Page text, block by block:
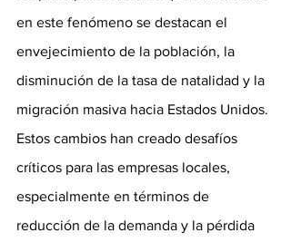
en este fenómeno se destacan el
envejecimiento de la población, la
disminución de la tasa de natalidad y la
migración masiva hacia Estados Unidos.
Estos cambios han creado desafíos
críticos para las empresas locales,
especialmente en términos de
reducción de la demanda y la pérdida